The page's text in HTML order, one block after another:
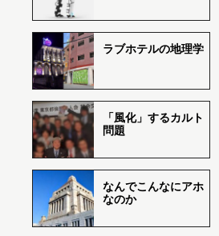
ラブホテルの地理学
「風化」するカルト
問題
なんでこんなにアホ
なのか